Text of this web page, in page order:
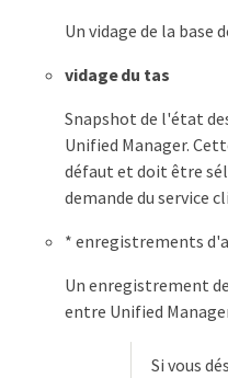
Un vidage de la base
vidage du tas
Snapshot de l'état
Unified Manager.
défaut et doit être
demande du service
* enregistrements
Un enregistrement
entre Unified
Si vous